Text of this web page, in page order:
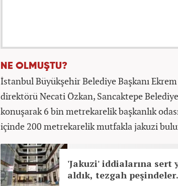
NE OLMUŞTU?
İstanbul Büyükşehir Belediye Başkanı
direktörü Necati Özkan, Sancaktepe
konuşarak 6 bin metrekarelik başkanlık
içinde 200 metrekarelik mutfakla jakuzi
'Jakuzi' iddialarına sert
aldık, tezgah